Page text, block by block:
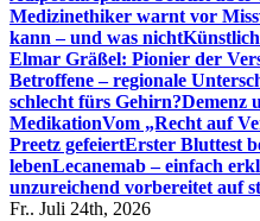
Medizinethiker warnt vor
kann – und was nicht
Elmar Gräßel: Pionier der
Betroffene – regionale
schlecht fürs Gehirn?Demenz
MedikationVom „Recht auf
Preetz gefeiertErster Bluttest
lebenLecanemab – einfach
unzureichend vorbereitet auf
Fr.. Juli 24th, 2026